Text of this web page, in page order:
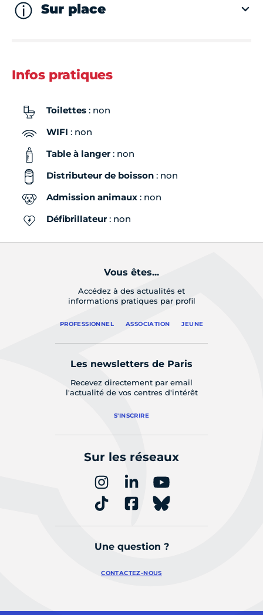
Sur place
Infos pratiques
Toilettes : non
WIFI : non
Table à langer: non
Distributeur de boisson : non
Admission animaux : non
Défibrillateur: non
Vous êtes...
Accédez à des actualités et
informations pratiques par profil
PROFESSIONNEL ASSOCIATION JEUNE
Les newsletters de Paris
Recevez directement par email
l'actualité de vos centres d'intérêt
S'INSCRIRE
Sur les réseaux
Une question ?
CONTACTEZ-NOUS